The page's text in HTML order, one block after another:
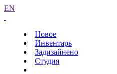
EN
Новое
Инвентарь
Задизайнено
Студия